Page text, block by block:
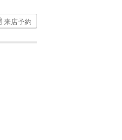
来店予約